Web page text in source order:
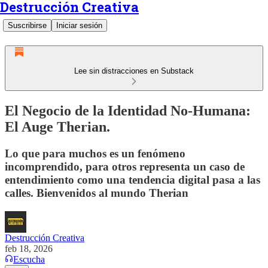
Destrucción Creativa
Suscribirse Iniciar sesión
Lee sin distracciones en Substack
El Negocio de la Identidad No-Humana:
El Auge Therian.
Lo que para muchos es un fenómeno
incomprendido, para otros representa un caso de
entendimiento como una tendencia digital pasa a las
calles. Bienvenidos al mundo Therian
Destrucción Creativa
feb 18, 2026
Escucha